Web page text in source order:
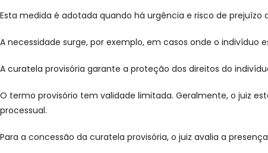
Esta medida é adotada quando há urgência e risco de prejuízo
A necessidade surge, por exemplo, em casos onde o
A curatela provisória garante a proteção dos direitos do
O termo provisório tem validade limitada. Geralmente, o juiz
processual.
Para a concessão da curatela provisória, o juiz avalia a